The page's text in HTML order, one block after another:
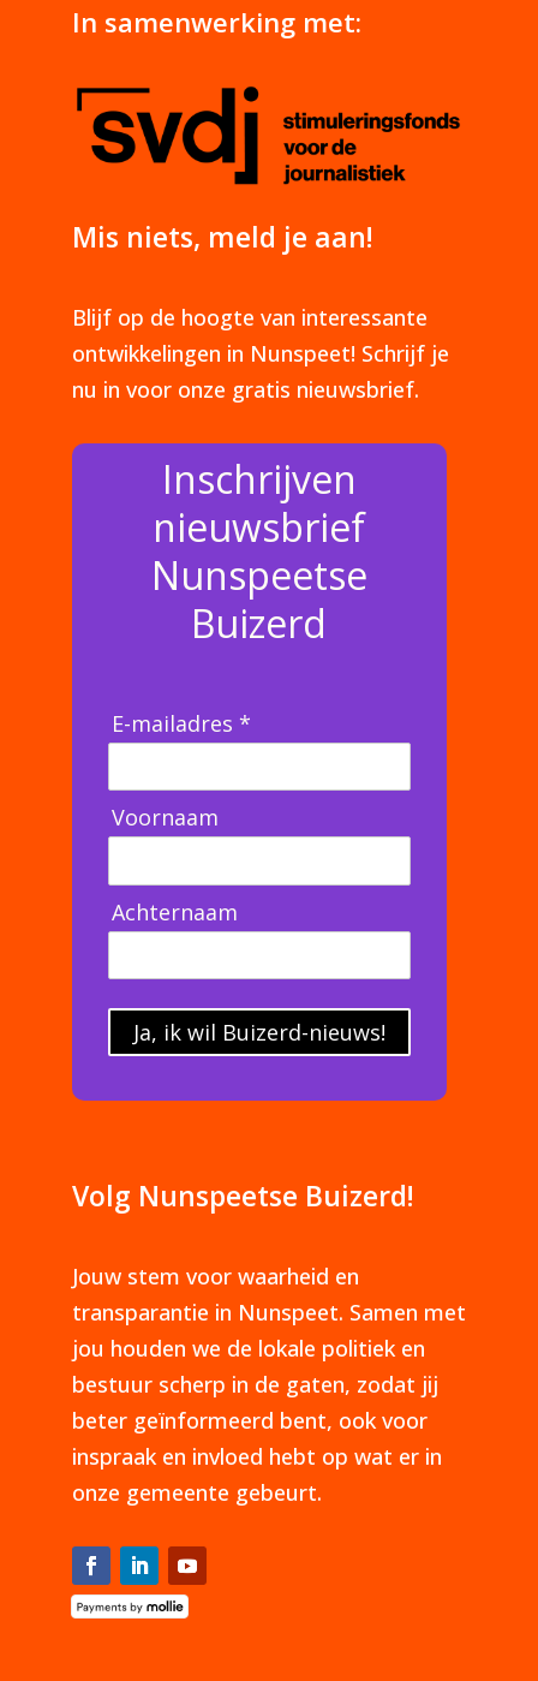
In samenwerking met:
Mis niets, meld je aan!
Blijf op de hoogte van interessante
ontwikkelingen in Nunspeet! Schrijf je
nu in voor onze gratis nieuwsbrief.
Inschrijven
nieuwsbrief
Nunspeetse
Buizerd
E-mailadres *
Voornaam
Achternaam
Ja, ik wil Buizerd-nieuws!
Volg Nunspeetse Buizerd!
Jouw stem voor waarheid en
transparantie in Nunspeet. Samen met
jou houden we de lokale politiek en
bestuur scherp in de gaten, zodat jij
beter geïnformeerd bent, ook voor
inspraak en invloed hebt op wat er in
onze gemeente gebeurt.